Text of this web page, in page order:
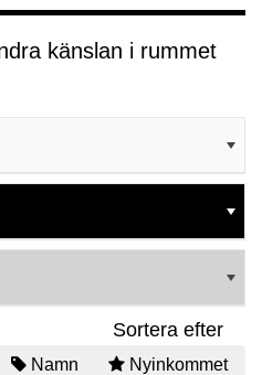
känslan i rummet
Sortera efter
Namn Nyinkommet